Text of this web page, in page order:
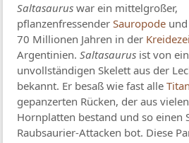
Saltasaurus war ein mittelgroßer,
pflanzenfressenderSauropode
70 Millionen Jahren in der
Argentinien.Saltasaurus ist von
unvollständigen Skelett aus der
bekannt. Er besaß wie fast alle
gepanzerten Rücken, der aus
Hornplatten bestand und so einen
Raubsaurier-Attacken bot. Diese